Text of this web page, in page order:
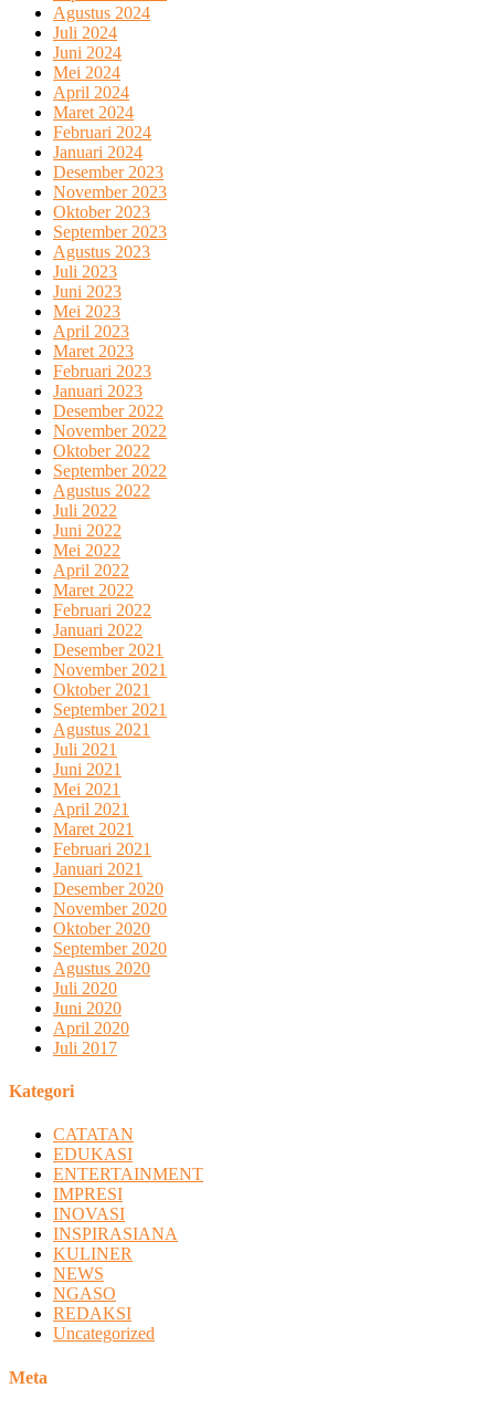
Agustus 2024
Juli 2024
Juni 2024
Mei 2024
April 2024
Maret 2024
Februari 2024
Januari 2024
Desember 2023
November 2023
Oktober 2023
September 2023
Agustus 2023
Juli 2023
Juni 2023
Mei 2023
April 2023
Maret 2023
Februari 2023
Januari 2023
Desember 2022
November 2022
Oktober 2022
September 2022
Agustus 2022
Juli 2022
Juni 2022
Mei 2022
April 2022
Maret 2022
Februari 2022
Januari 2022
Desember 2021
November 2021
Oktober 2021
September 2021
Agustus 2021
Juli 2021
Juni 2021
Mei 2021
April 2021
Maret 2021
Februari 2021
Januari 2021
Desember 2020
November 2020
Oktober 2020
September 2020
Agustus 2020
Juli 2020
Juni 2020
April 2020
Juli 2017
Kategori
CATATAN
EDUKASI
ENTERTAINMENT
IMPRESI
INOVASI
INSPIRASIANA
KULINER
NEWS
NGASO
REDAKSI
Uncategorized
Meta